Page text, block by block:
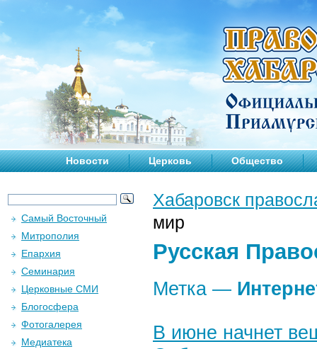
Новости Церковь Общество
Хабаровск
мир
Русская
Метка —
В июне начнет
Самый Восточный
Митрополия
Епархия
Семинария
Церковные СМИ
Блогосфера
Фотогалерея
Медиатека